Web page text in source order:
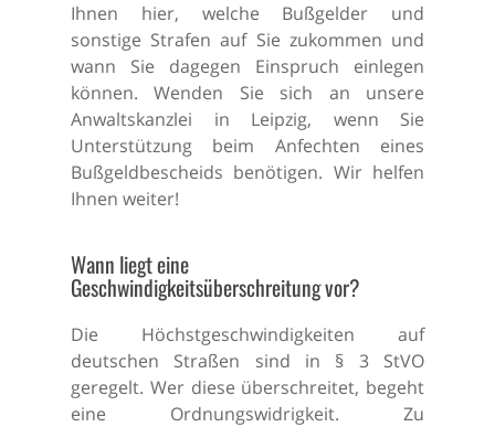
Ihnen hier, welche Bußgelder und
sonstige Strafen auf Sie zukommen und
wann Sie dagegen Einspruch einlegen
können. Wenden Sie sich an unsere
Anwaltskanzlei in Leipzig, wenn Sie
Unterstützung beim Anfechten eines
Bußgeldbescheids benötigen. Wir helfen
Ihnen weiter!
Wann liegt eine
Geschwindigkeitsüberschreitung vor?
Die Höchstgeschwindigkeiten auf
deutschen Straßen sind in § 3 StVO
geregelt. Wer diese überschreitet, begeht
eine Ordnungswidrigkeit. Zu